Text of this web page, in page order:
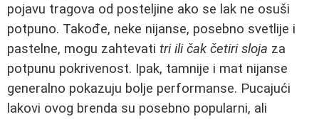
pojavu tragova od posteljine ako se lak ne osuši
potpuno. Takođe, neke nijanse, posebno svetlije i
pastelne, mogu zahtevati tri ili čak četiri sloja za
potpunu pokrivenost. Ipak, tamnije i mat nijanse
generalno pokazuju bolje performanse. Pucajući
lakovi ovog brenda su posebno popularni, ali